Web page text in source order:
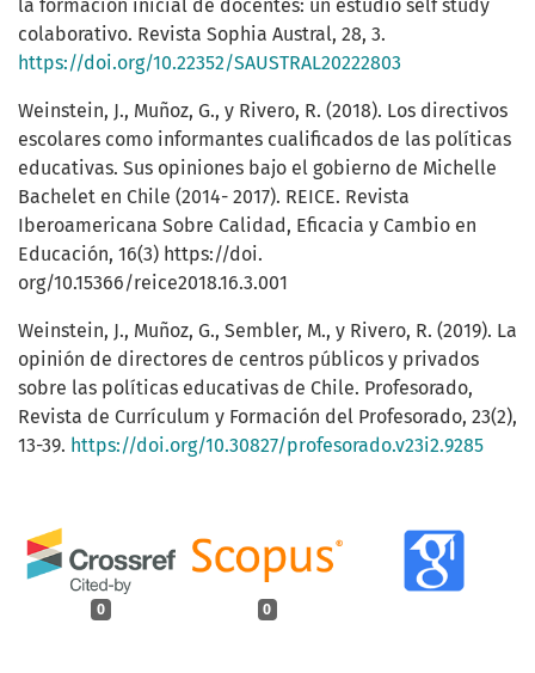
0 0
la formación inicial de docentes: un estudio self study
colaborativo. Revista Sophia Austral, 28, 3.
https://doi.org/10.22352/SAUSTRAL20222803
Weinstein, J., Muñoz, G., y Rivero, R. (2018). Los directivos
escolares como informantes cualificados de las políticas
educativas. Sus opiniones bajo el gobierno de Michelle
Bachelet en Chile (2014- 2017). REICE. Revista
Iberoamericana Sobre Calidad, Eficacia y Cambio en
Educación, 16(3) https://doi.
org/10.15366/reice2018.16.3.001
Weinstein, J., Muñoz, G., Sembler, M., y Rivero, R. (2019). La
opinión de directores de centros públicos y privados
sobre las políticas educativas de Chile. Profesorado,
Revista de Currículum y Formación del Profesorado, 23(2),
13-39. https://doi.org/10.30827/profesorado.v23i2.9285